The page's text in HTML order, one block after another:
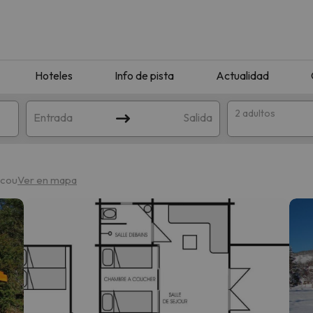
Hoteles Info de pista Actualidad
Entrada Salida 2 adultos
coincida con tu búsqueda. Prueba a modificar el destino.
Ver en mapa